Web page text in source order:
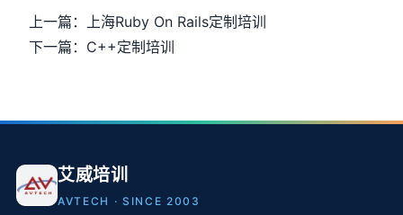
上一篇：上海Ruby On Rails定制培训
下一篇：C++定制培训
艾威培训
AVTECH · SINCE 2003